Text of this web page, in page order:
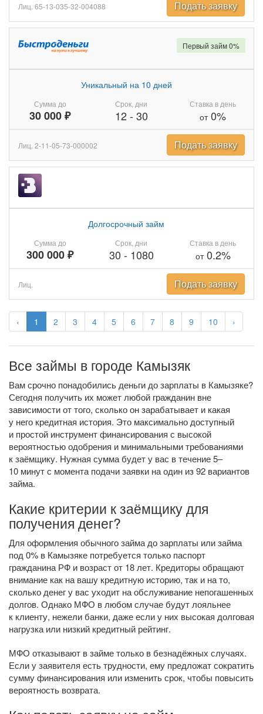
‹ 1 2 3 4 5 6 7 8 9 10 ›
Лиц. 65-13-035-32-004088 Подать заявку
Сумма до
30 000 ₽
Уникальный на 10 дней
Срок, дни
12- 30
Ставка в день
от0%
Первый займ 0%
Лиц. 2-11-05-73-000002 Подать заявку
Сумма до
300 000 ₽
Долгосрочный займ
Срок, дни
30 - 1080
Ставка в день
от0.2%
Лиц. Подать заявку
Все займы в городе Камызяк
Вам срочно понадобились деньги до зарплаты в Камызяке?
Сегодня получить их может любой гражданин вне
зависимости от того, сколько он зарабатывает и какая
у него кредитная история. Это максимально доступный
и простой инструмент финансирования с высокой
вероятностью одобрения и минимальными требованиями
к заёмщику. Нужная сумма будет у вас в течение 5–
10 минут с момента подачи заявки на один из 92 вариантов
займа.
Какие критерии к заёмщику для
получения денег?
Для оформления обычного займа до зарплаты или займа
под 0% в Камызяке потребуется только паспорт
гражданина РФ и возраст от 18 лет. Кредиторы обращают
внимание как на вашу кредитную историю, так и на то,
сколько денег у вас уходит на обслуживание непогашенных
долгов. Однако МФО в любом случае будут лояльнее
к клиенту, нежели банки, даже если у них высокая долговая
нагрузка или низкий кредитный рейтинг.
МФО отказывают в займе только в безнадёжных случаях.
Если у заявителя есть трудности, ему предложат сократить
сумму финансирования или изменить срок, чтобы повысить
вероятность возврата.